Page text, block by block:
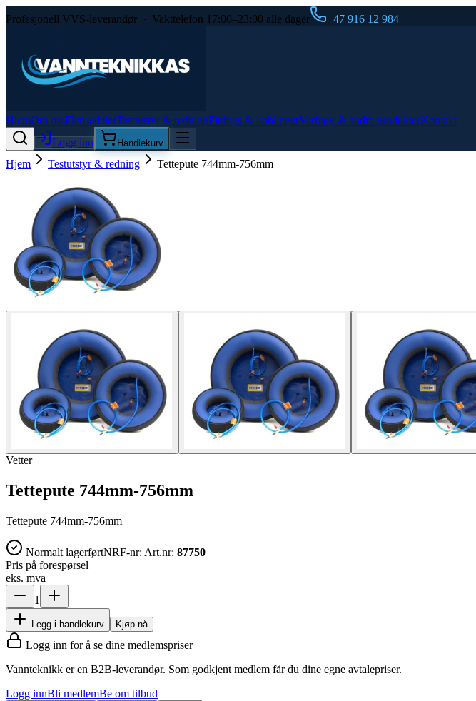
Profesjonell VVS-leverandør · Vakttelefon 17:00–23:00 alle dager +47 916 12 984
HjemOm ossFlensedelerTestutstyr & redningFittings & koblingerVerktøy & andre produkterKontakt
Logg inn
Handlekurv
Hjem Testutstyr & redning Tettepute 744mm-756mm
Vetter
Tettepute 744mm-756mm
Tettepute 744mm-756mm
Normalt lagerførtNRF-nr: Art.nr: 87750
Pris på forespørsel
eks. mva
1
Legg i handlekurv Kjøp nå
Logg inn for å se dine medlemspriser
Vannteknikk er en B2B-leverandør. Som godkjent medlem får du dine egne avtalepriser.
Logg innBli medlemBe om tilbud